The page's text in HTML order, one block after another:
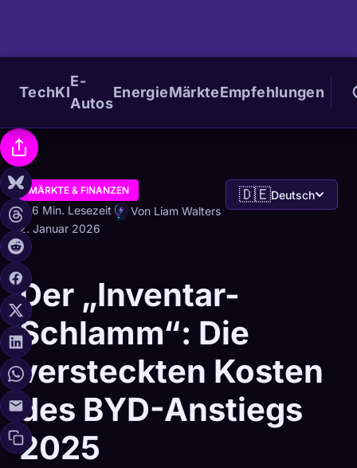
TechKI
E-
Autos
EnergieMärkteEmpfehlungen
MÄRKTE & FINANZEN
6 Min. Lesezeit
Von Liam Walters
2. Januar 2026
🇩🇪Deutsch
Der „Inventar-
Schlamm“: Die
versteckten Kosten
des BYD-Anstiegs
2025